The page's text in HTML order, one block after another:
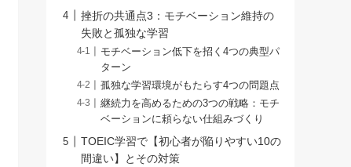
挫折の共通点3：モチベーション維持の
失敗と孤独な学習
モチベーション低下を招く4つの典型パ
ターン
孤独な学習環境がもたらす4つの問題点
継続力を高めるための3つの戦略：モチ
ベーションに頼らない仕組みづくり
TOEIC学習で【初心者が陥りやすい10の
間違い】とその対策